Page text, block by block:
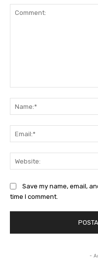
Save my name, email,
time I comment.
-